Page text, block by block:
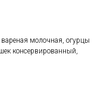
молочная, огурцы
консервированный,